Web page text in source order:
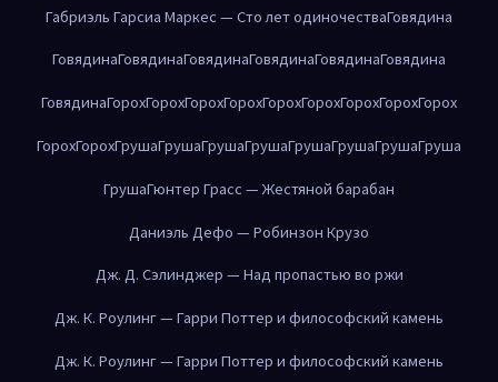
Габриэль Гарсиа Маркес — Сто лет одиночестваГовядина
ГовядинаГовядинаГовядинаГовядинаГовядинаГовядина
ГовядинаГорохГорохГорохГорохГорохГорохГорохГорохГорох
ГорохГорохГрушаГрушаГрушаГрушаГрушаГрушаГрушаГруша
ГрушаГюнтер Грасс — Жестяной барабан
Даниэль Дефо — Робинзон Крузо
Дж. Д. Сэлинджер — Над пропастью во ржи
Дж. К. Роулинг — Гарри Поттер и философский камень
Дж. К. Роулинг — Гарри Поттер и философский камень